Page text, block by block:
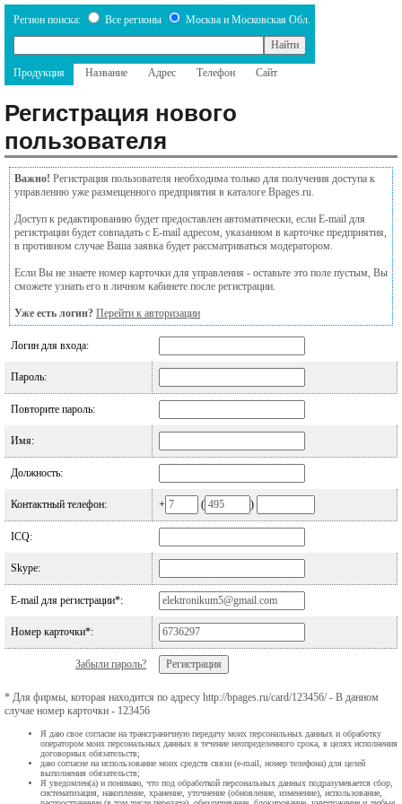
Регион поиска: Все регионы Москва и Московская Обл.
Продукция Название Адрес Телефон Сайт
Регистрация нового
пользователя
Важно! Регистрация пользователя необходима только для получения доступа к
управлению уже размещенного предприятия в каталоге Bpages.ru.
Доступ к редактированию будет предоставлен автоматически, если E-mail для
регистрации будет совпадать с E-mail адресом, указанном в карточке предприятия,
в противном случае Ваша заявка будет рассматриваться модератором.
Если Вы не знаете номер карточки для управления - оставьте это поле пустым, Вы
сможете узнать его в личном кабинете после регистрации.
Уже есть логин? Перейти к авторизации
Логин для входа:
Пароль:
Повторите пароль:
Имя:
Должность:
Контактный телефон: + ( )
ICQ:
Skype:
E-mail для регистрации*:
Номер карточки*:
Забыли пароль?
* Для фирмы, которая находится по адресу http://bpages.ru/card/123456/ - В данном
случае номер карточки - 123456
Я даю свое согласие на трансграничную передачу моих персональных данных и обработку
оператором моих персональных данных в течение неопределенного срока, в целях исполнения
договорных обязательств;
даю согласие на использование моих средств связи (e-mail, номер телефона) для целей
выполнения обязательств;
Я уведомлен(а) и понимаю, что под обработкой персональных данных подразумевается сбор,
систематизация, накопление, хранение, уточнение (обновление, изменение), использование,